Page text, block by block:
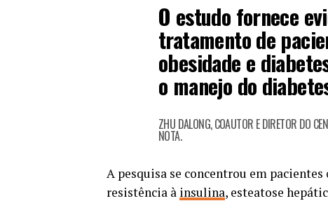
O estudo fornece
tratamento de
obesidade e
o manejo do
ZHU DALONG, COAUTOR E DIRETOR DO
NOTA.
A pesquisa se concentrou em
resistência à insulina, esteatose